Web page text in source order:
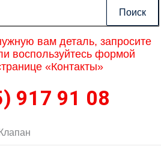
Поиск
вам деталь, запросите
воспользуйтесь формой
«Контакты»
917 91 08